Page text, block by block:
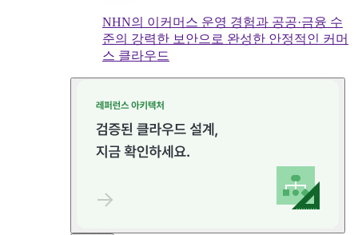
NHN의 이커머스 운영 경험과 공공·금융 수
준의 강력한 보안으로 완성한 안정적인 커머
스 클라우드